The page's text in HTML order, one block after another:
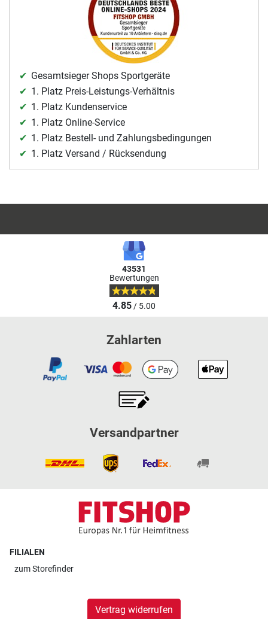
Gesamtsieger Shops Sportgeräte
1. Platz Preis-Leistungs-Verhältnis
1. Platz Kundenservice
1. Platz Online-Service
1. Platz Bestell- und Zahlungsbedingungen
1. Platz Versand / Rücksendung
43531
Bewertungen
4.85/ 5.00
Zahlarten
Versandpartner
FILIALEN
zumStorefinder
Vertrag widerrufen